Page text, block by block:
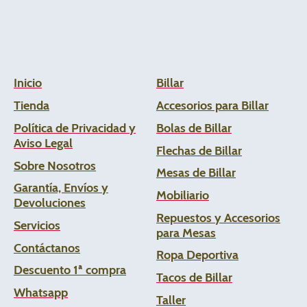
Inicio
Tienda
Política de Privacidad y
Aviso Legal
Sobre Nosotros
Garantía, Envíos y
Devoluciones
Servicios
Contáctanos
Descuento 1ª compra
Whatsapp
Billar
Accesorios para Billar
Bolas de Billar
Flechas de Billar
Mesas de Billar
Mobiliario
Repuestos y Accesorios
para Mesas
Ropa Deportiva
Tacos de Billar
Taller